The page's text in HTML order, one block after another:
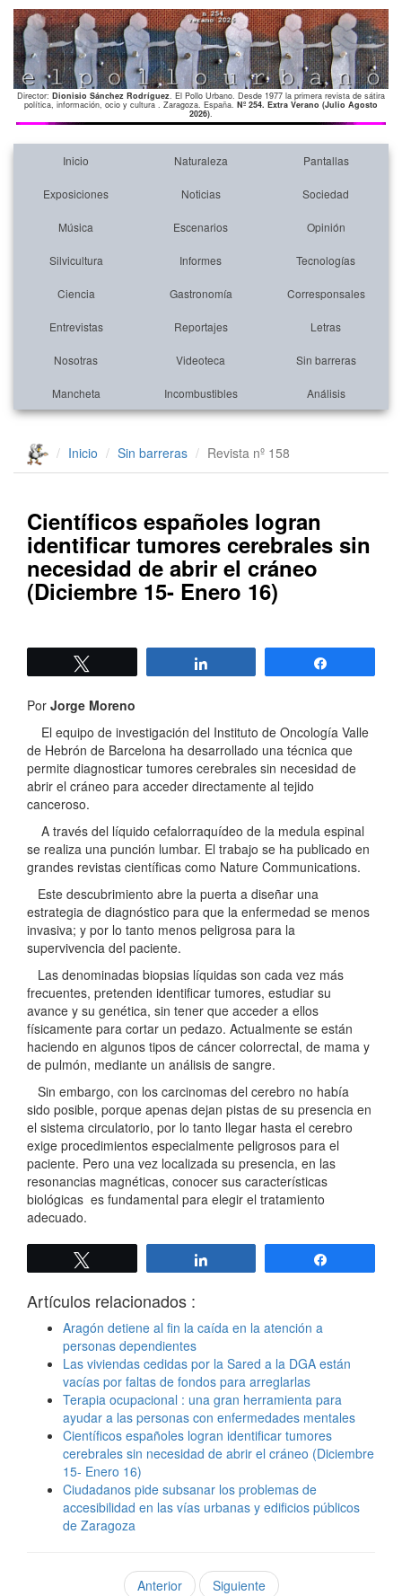
Director: Dionisio Sánchez Rodríguez. El Pollo Urbano. Desde 1977 la primera revista de sátira
política, información, ocio y cultura . Zaragoza. España. Nº 254. Extra Verano (Julio Agosto
2026).
Inicio Naturaleza Pantallas
Exposiciones Noticias Sociedad
Música Escenarios Opinión
Silvicultura Informes Tecnologías
Ciencia Gastronomía Corresponsales
Entrevistas Reportajes Letras
Nosotras Videoteca Sin barreras
Mancheta Incombustibles Análisis
Inicio Sin barreras Revista nº 158
Científicos españoles logran
identificar tumores cerebrales sin
necesidad de abrir el cráneo
(Diciembre 15- Enero 16)
Por Jorge Moreno
El equipo de investigación del Instituto de Oncología Valle
de Hebrón de Barcelona ha desarrollado una técnica que
permite diagnosticar tumores cerebrales sin necesidad de
abrir el cráneo para acceder directamente al tejido
canceroso.
A través del líquido cefalorraquídeo de la medula espinal
se realiza una punción lumbar. El trabajo se ha publicado en
grandes revistas científicas como Nature Communications.
Este descubrimiento abre la puerta a diseñar una
estrategia de diagnóstico para que la enfermedad se menos
invasiva; y por lo tanto menos peligrosa para la
supervivencia del paciente.
Las denominadas biopsias líquidas son cada vez más
frecuentes, pretenden identificar tumores, estudiar su
avance y su genética, sin tener que acceder a ellos
físicamente para cortar un pedazo. Actualmente se están
haciendo en algunos tipos de cáncer colorrectal, de mama y
de pulmón, mediante un análisis de sangre.
Sin embargo, con los carcinomas del cerebro no había
sido posible, porque apenas dejan pistas de su presencia en
el sistema circulatorio, por lo tanto llegar hasta el cerebro
exige procedimientos especialmente peligrosos para el
paciente. Pero una vez localizada su presencia, en las
resonancias magnéticas, conocer sus características
biológicas es fundamental para elegir el tratamiento
adecuado.
Artículos relacionados :
Aragón detiene al fin la caída en la atención a
personas dependientes
Las viviendas cedidas por la Sared a la DGA están
vacías por faltas de fondos para arreglarlas
Terapia ocupacional : una gran herramienta para
ayudar a las personas con enfermedades mentales
Científicos españoles logran identificar tumores
cerebrales sin necesidad de abrir el cráneo (Diciembre
15- Enero 16)
Ciudadanos pide subsanar los problemas de
accesibilidad en las vías urbanas y edificios públicos
de Zaragoza
Anterior Siguiente